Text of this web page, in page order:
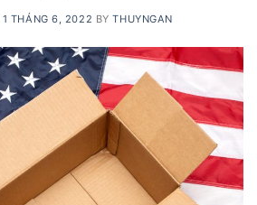
1 THÁNG 6, 2022 BYTHUYNGAN